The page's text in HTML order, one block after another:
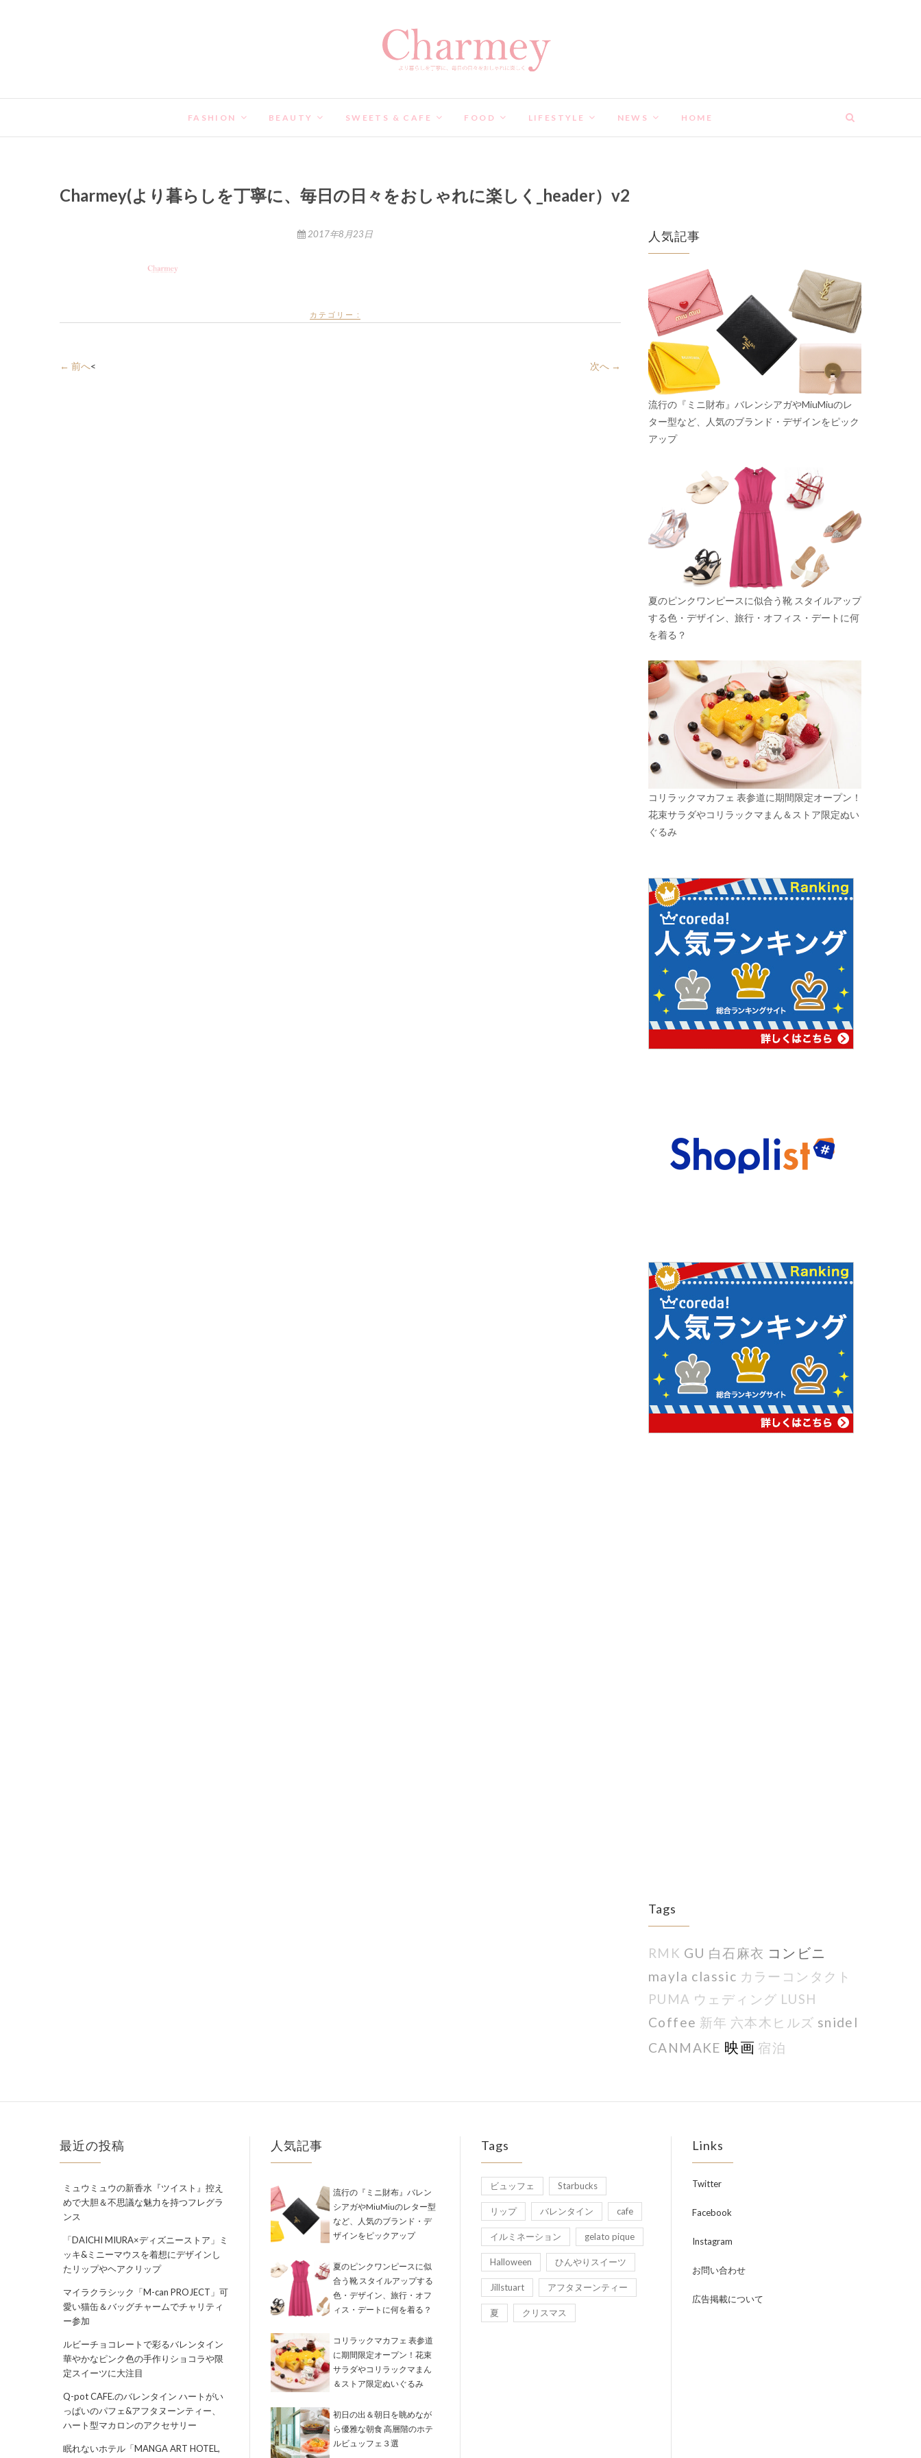
FASHION BEAUTY SWEETS & CAFE FOOD LIFESTYLE NEWS HOME
Charmey(より暮らしを丁寧に、毎日の日々をおしゃれに楽しく_header）v2
2017年8月23日
カテゴリー :
<
← 前へ 次へ →
人気記事
流行の『ミニ財布』バレンシアガやMiuMiuのレ
ター型など、人気のブランド・デザインをピック
アップ
夏のピンクワンピースに似合う靴 スタイルアップ
する色・デザイン、旅行・オフィス・デートに何
を着る？
コリラックマカフェ 表参道に期間限定オープン！
花束サラダやコリラックマまん＆ストア限定ぬい
ぐるみ
Tags
RMK GU 白石麻衣 コンビニ
mayla classic カラーコンタクト
PUMA ウェディング LUSH
Coffee 新年 六本木ヒルズ snidel
CANMAKE 映画 宿泊
最近の投稿
ミュウミュウの新香水『ツイスト』控え
めで大胆＆不思議な魅力を持つフレグラ
ンス
「DAICHI MIURA×ディズニーストア」ミ
ッキ&ミニーマウスを着想にデザインし
たリップやヘアクリップ
マイラクラシック「M-can PROJECT」可
愛い猫缶＆バッグチャームでチャリティ
ー参加
ルビーチョコレートで彩るバレンタイン
華やかなピンク色の手作りショコラや限
定スイーツに大注目
Q-pot CAFE.のバレンタイン ハートがい
っぱいのパフェ&アフタヌーンティー、
ハート型マカロンのアクセサリー
眠れないホテル「MANGA ART HOTEL,
人気記事
流行の『ミニ財布』バレン
シアガやMiuMiuのレター型
など、人気のブランド・デ
ザインをピックアップ
夏のピンクワンピースに似
合う靴 スタイルアップする
色・デザイン、旅行・オフ
ィス・デートに何を着る？
コリラックマカフェ 表参道
に期間限定オープン！花束
サラダやコリラックマまん
＆ストア限定ぬいぐるみ
初日の出＆朝日を眺めなが
ら優雅な朝食 高層階のホテ
ルビュッフェ３選
Tags
ビュッフェ Starbucks
リップ バレンタイン cafe
イルミネーション gelato pique
Halloween ひんやりスイーツ
Jillstuart アフタヌーンティー
夏 クリスマス
Links
Twitter
Facebook
Instagram
お問い合わせ
広告掲載について